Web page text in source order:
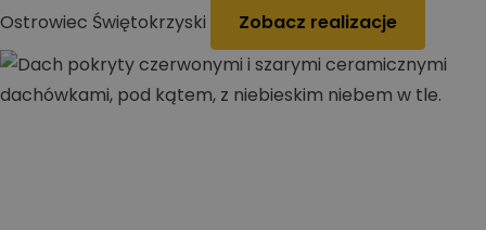
Ostrowiec Świętokrzyski Zobacz realizacje